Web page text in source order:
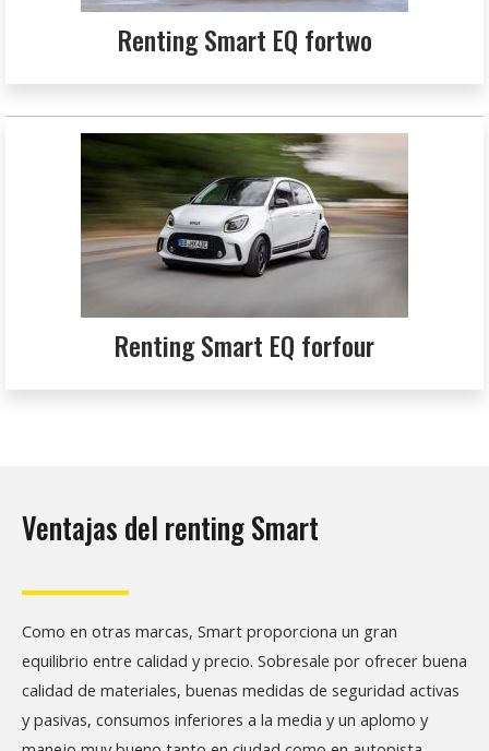
Renting Smart EQ fortwo
Renting Smart EQ forfour
Ventajas del renting Smart
Como en otras marcas, Smart proporciona un gran
equilibrio entre calidad y precio. Sobresale por ofrecer buena
calidad de materiales, buenas medidas de seguridad activas
y pasivas, consumos inferiores a la media y un aplomo y